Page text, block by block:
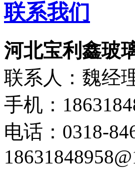
联系我们
河北宝利鑫玻
联系人：魏经
手机：
电话：0318-